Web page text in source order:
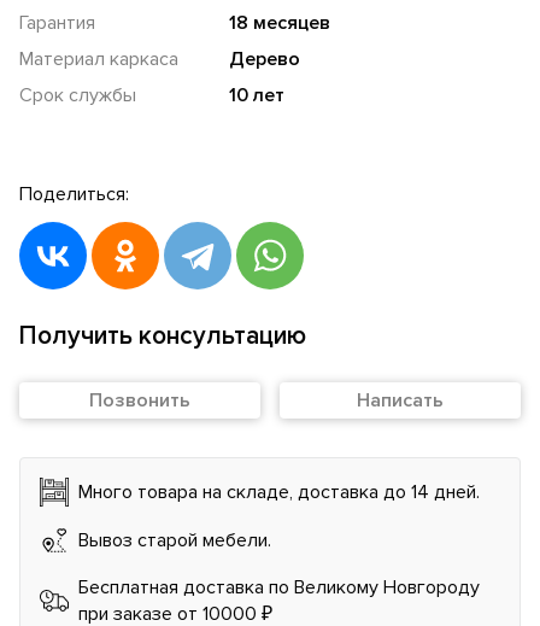
Гарантия
18 месяцев
Материал каркаса
Дерево
Срок службы
10 лет
Поделиться:
Получить консультацию
Позвонить Написать
Много товара на складе, доставка до 14 дней.
Вывоз старой мебели.
Бесплатная доставка по Великому Новгороду
при заказе от 10000 ₽